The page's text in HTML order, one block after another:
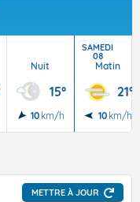
Nuit
15°
10 km/h
SAMEDI
08
Matin
21°
10 km/h
METTRE À JOUR